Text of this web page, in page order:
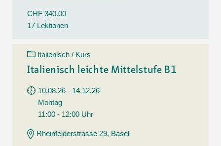
CHF 340.00
17 Lektionen
Italienisch / Kurs
Italienisch leichte Mittelstufe B1
10.08.26 - 14.12.26
Montag
11:00 - 12:00 Uhr
Rheinfelderstrasse 29, Basel